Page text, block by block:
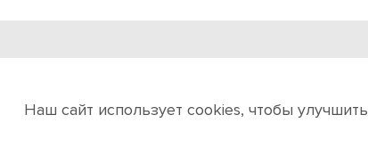
Инсталляция проектов полного цикла
Наш сайт использует cookies, чтобы